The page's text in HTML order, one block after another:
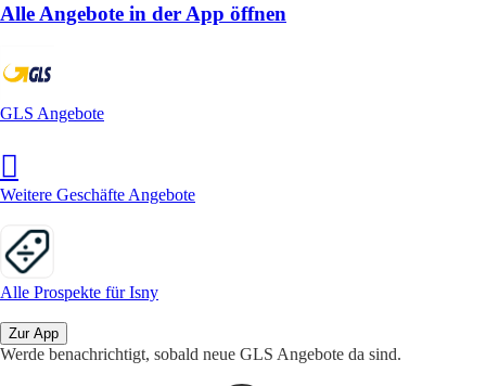
Alle Angebote in der App öffnen
GLS Angebote
Weitere Geschäfte Angebote
Alle Prospekte für Isny
Zur App
Werde benachrichtigt, sobald neue GLS Angebote da sind.